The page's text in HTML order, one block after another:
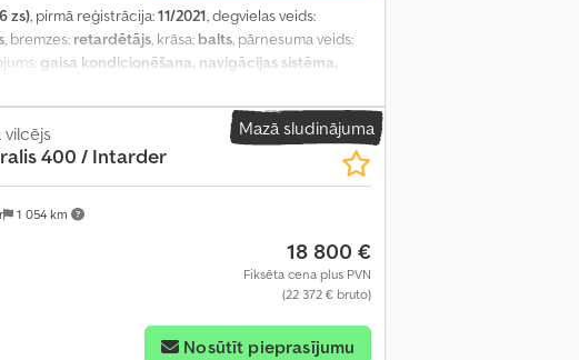
zs), pirmā reģistrācija:11/2021, degvielas veids:
, bremzes: retardētājs, krāsa: balts, pārnesuma veids:
gaisa kondicionēšana, navigācijas sistēma,
Mazā sludinājuma
1 054 km
vilcējs
400 / Intarder
18 800 €
Fiksēta cena plus PVN
(22 372 € bruto)
Nosūtīt pieprasījumu